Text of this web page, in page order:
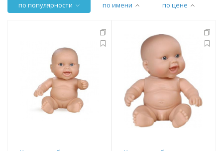
по популярности по имени по цене